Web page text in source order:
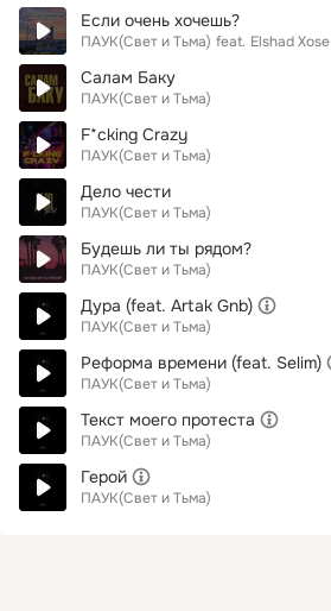
Если очень хочешь?
ПАУК(Свет и Тьма) feat. Elshad Xose
Салам Баку
ПАУК(Свет и Тьма)
F*cking Crazy
ПАУК(Свет и Тьма)
Дело чести
ПАУК(Свет и Тьма)
Будешь ли ты рядом?
ПАУК(Свет и Тьма)
Дура (feat. Artak Gnb)
ПАУК(Свет и Тьма)
Реформа времени (feat. Selim)
ПАУК(Свет и Тьма)
Текст моего протеста
ПАУК(Свет и Тьма)
Герой
ПАУК(Свет и Тьма)